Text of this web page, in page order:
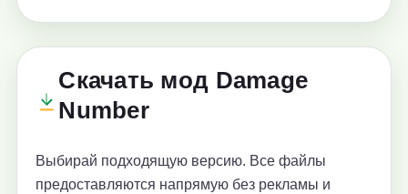
Скачать мод Damage
Number
Выбирай подходящую версию. Все файлы
предоставляются напрямую без рекламы и